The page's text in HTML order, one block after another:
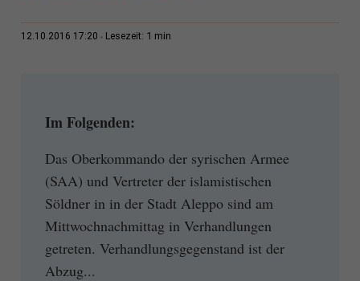
12.10.2016 17:20 Lesezeit: 1 min
Im Folgenden:
Das Oberkommando der syrischen Armee
(SAA) und Vertreter der islamistischen
Söldner in in der Stadt Aleppo sind am
Mittwochnachmittag in Verhandlungen
getreten. Verhandlungsgegenstand ist der
Abzug...